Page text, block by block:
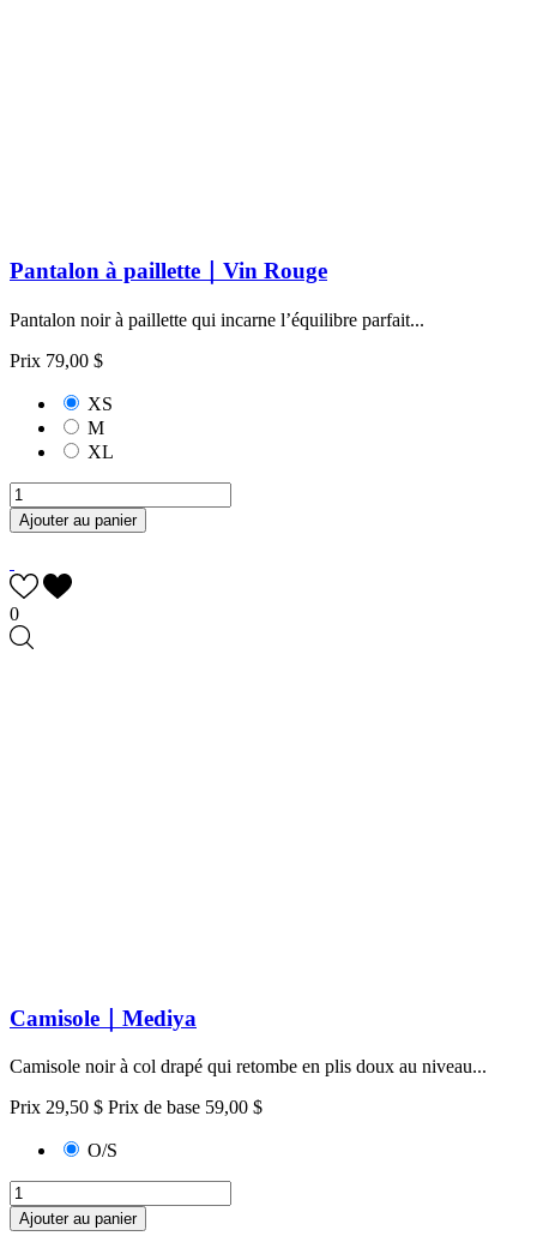
Pantalon à paillette｜Vin Rouge
Pantalon noir à paillette qui incarne l’équilibre parfait...
Prix 79,00 $
XS
M
XL
Ajouter au panier
0
Camisole｜Mediya
Camisole noir à col drapé qui retombe en plis doux au niveau...
Prix 29,50 $ Prix de base 59,00 $
O/S
Ajouter au panier